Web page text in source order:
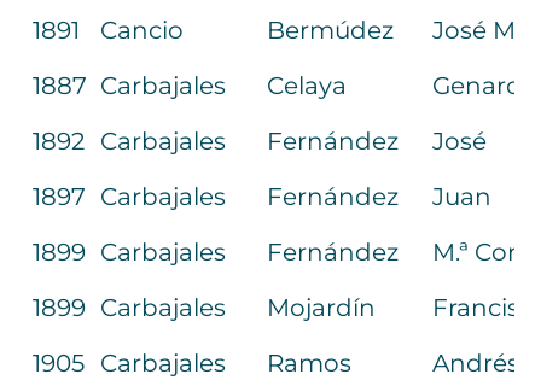
1891
Cancio Bermúdez
José M.ª
1887 Carbajales Celaya
Genaro
1892 Carbajales Fernández
José
1897 Carbajales Fernández
Juan
1899 Carbajales Fernández
M.ª Cora
1899 Carbajales Mojardín
1905 Carbajales Ramos
Andrés